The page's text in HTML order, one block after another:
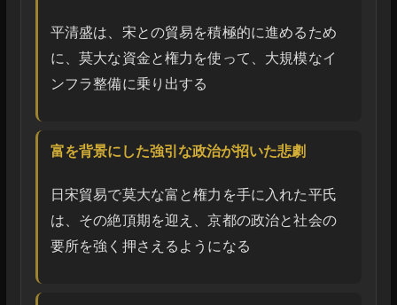
平清盛は、宋との貿易を積極的に進めるため
に、莫大な資金と権力を使って、大規模なイ
ンフラ整備に乗り出する
富を背景にした強引な政治が招いた悲劇
日宋貿易で莫大な富と権力を手に入れた平氏
は、その絶頂期を迎え、京都の政治と社会の
要所を強く押さえるようになる